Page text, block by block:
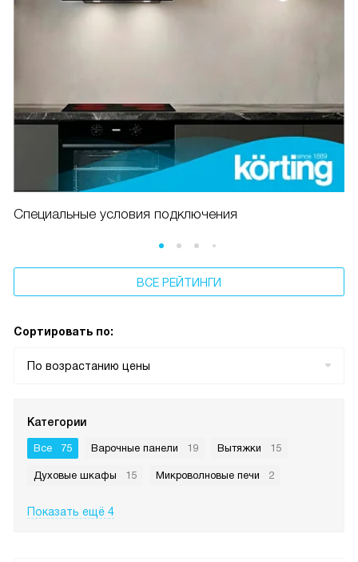
Специальные условия подключения
ВСЕ РЕЙТИНГИ
Сортировать по:
По возрастанию цены
Категории
Все 75 Варочные панели 19 Вытяжки 15
Духовые шкафы 15 Микроволновые печи 2
Показать ещё 4